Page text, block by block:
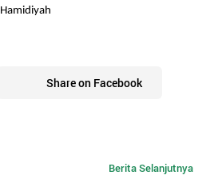
Share on Facebook
Berita Selanjutnya